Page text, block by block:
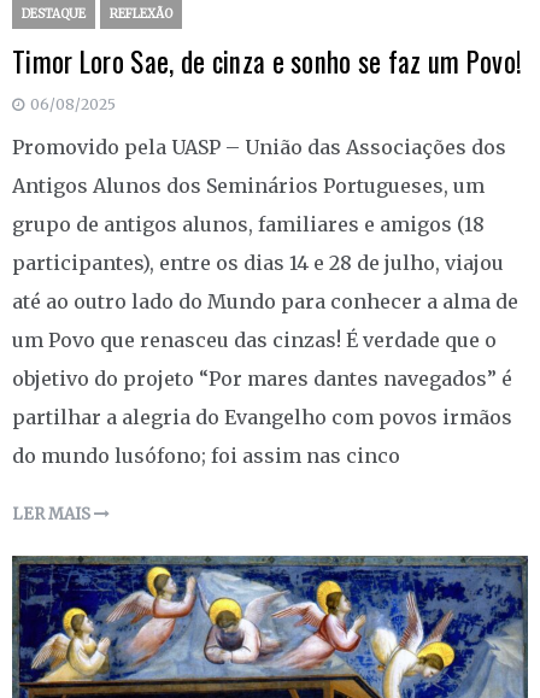
DESTAQUE REFLEXÃO
Timor Loro Sae, de cinza e sonho se faz um Povo!
06/08/2025
Promovido pela UASP – União das Associações dos
Antigos Alunos dos Seminários Portugueses, um
grupo de antigos alunos, familiares e amigos (18
participantes), entre os dias 14 e 28 de julho, viajou
até ao outro lado do Mundo para conhecer a alma de
um Povo que renasceu das cinzas! É verdade que o
objetivo do projeto “Por mares dantes navegados” é
partilhar a alegria do Evangelho com povos irmãos
do mundo lusófono; foi assim nas cinco
LER MAIS